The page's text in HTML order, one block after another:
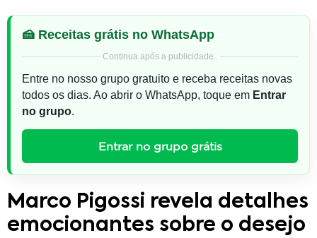
🍰 Receitas grátis no WhatsApp
Continua após a publicidade..
Entre no nosso grupo gratuito e receba receitas novas
todos os dias. Ao abrir o WhatsApp, toque em Entrar
no grupo.
Entrar no grupo grátis
Marco Pigossi revela detalhes
emocionantes sobre o desejo